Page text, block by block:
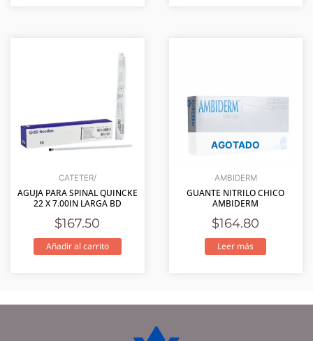
CATETER/
AGUJA PARA SPINAL QUINCKE
22 X 7.00IN LARGA BD
$167.50
Añadir al carrito
AGOTADO
AMBIDERM
GUANTE NITRILO CHICO
AMBIDERM
$164.80
Leer más